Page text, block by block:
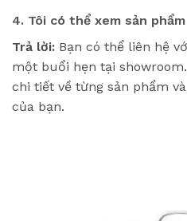
4. Tôi có thể xem sản
Trả lời: Bạn có thể liên hệ
một buổi hẹn tại
chi tiết về từng sản phẩm
của bạn.